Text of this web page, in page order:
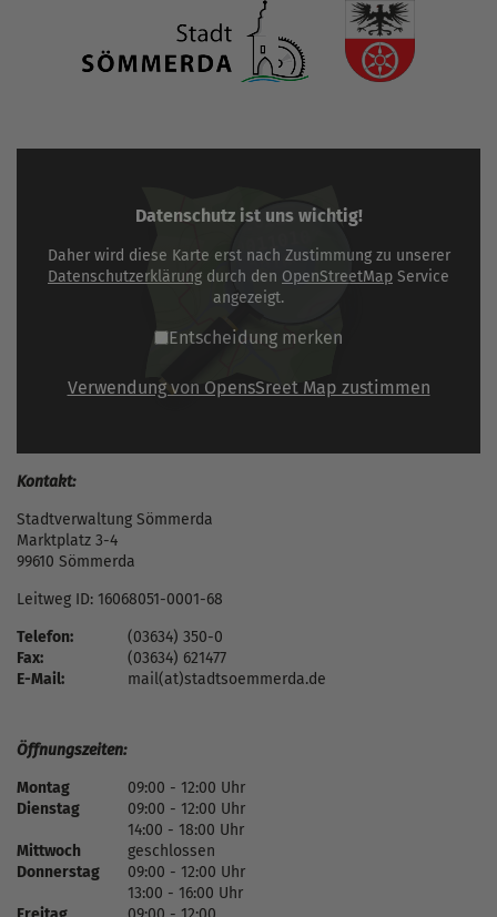
Datenschutz ist uns wichtig!
Daher wird diese Karte erst nach Zustimmung zu unserer
Datenschutzerklärung durch den OpenStreetMap Service
angezeigt.
Entscheidung merken
Verwendung von OpensSreet Map zustimmen
Kontakt:
Stadtverwaltung Sömmerda
Marktplatz 3-4
99610 Sömmerda
Leitweg ID: 16068051-0001-68
Telefon:
(03634) 350-0
Fax:
(03634) 621477
E-Mail:
mail(at)stadtsoemmerda.de
Öffnungszeiten:
Montag
09:00 - 12:00 Uhr
Dienstag
09:00 - 12:00 Uhr
14:00 - 18:00 Uhr
Mittwoch
geschlossen
Donnerstag
09:00 - 12:00 Uhr
13:00 - 16:00 Uhr